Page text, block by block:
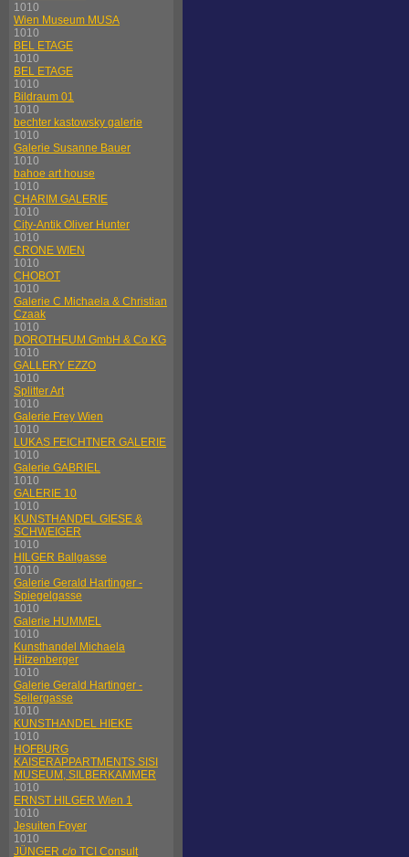
1010
Wien Museum MUSA
1010
BEL ETAGE
1010
BEL ETAGE
1010
Bildraum 01
1010
bechter kastowsky galerie
1010
Galerie Susanne Bauer
1010
bahoe art house
1010
CHARIM GALERIE
1010
City-Antik Oliver Hunter
1010
CRONE WIEN
1010
CHOBOT
1010
Galerie C Michaela & Christian
Czaak
1010
DOROTHEUM GmbH & Co KG
1010
GALLERY EZZO
1010
Splitter Art
1010
Galerie Frey Wien
1010
LUKAS FEICHTNER GALERIE
1010
Galerie GABRIEL
1010
GALERIE 10
1010
KUNSTHANDEL GIESE &
SCHWEIGER
1010
HILGER Ballgasse
1010
Galerie Gerald Hartinger -
Spiegelgasse
1010
Galerie HUMMEL
1010
Kunsthandel Michaela
Hitzenberger
1010
Galerie Gerald Hartinger -
Seilergasse
1010
KUNSTHANDEL HIEKE
1010
HOFBURG
KAISERAPPARTMENTS SISI
MUSEUM, SILBERKAMMER
1010
ERNST HILGER Wien 1
1010
Jesuiten Foyer
1010
JÜNGER c/o TCI Consult